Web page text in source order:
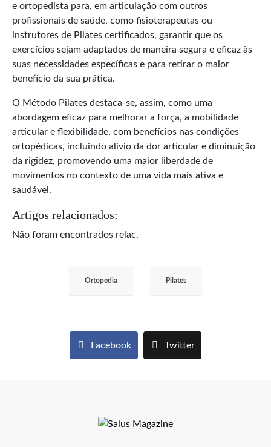
e ortopedista para, em articulação com outros
profissionais de saúde, como fisioterapeutas ou
instrutores de Pilates certificados, garantir que os
exercícios sejam adaptados de maneira segura e eficaz às
suas necessidades específicas e para retirar o maior
benefício da sua prática.
O Método Pilates destaca-se, assim, como uma
abordagem eficaz para melhorar a força, a mobilidade
articular e flexibilidade, com benefícios nas condições
ortopédicas, incluindo alívio da dor articular e diminuição
da rigidez, promovendo uma maior liberdade de
movimentos no contexto de uma vida mais ativa e
saudável.
Artigos relacionados:
Não foram encontrados relac.
Ortopedia Pilates
Facebook Twitter